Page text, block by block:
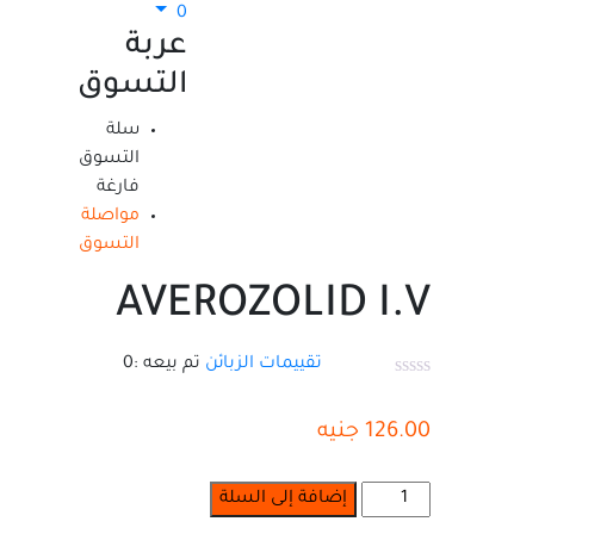
0
عربة
التسوق
سلة
التسوق
فارغة
مواصلة
التسوق
AVEROZOLID I.V
تقييمات الزبائن تم بيعه :0
126.00 جنيه
إضافة إلى السلة